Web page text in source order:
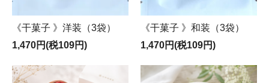
《干菓子 》洋装（3袋）
1,470円(税109円)
《干菓子 》和装（3袋）
1,470円(税109円)